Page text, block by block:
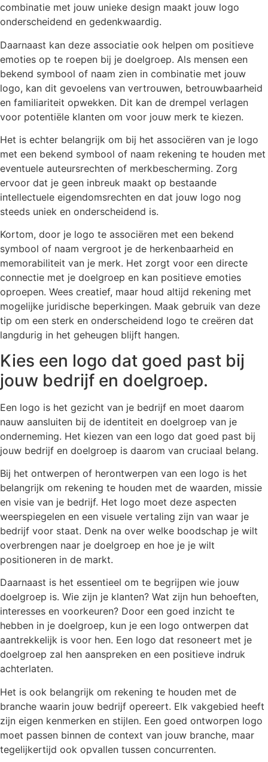
combinatie met jouw unieke design maakt jouw logo
onderscheidend en gedenkwaardig.
Daarnaast kan deze associatie ook helpen om positieve
emoties op te roepen bij je doelgroep. Als mensen een
bekend symbool of naam zien in combinatie met jouw
logo, kan dit gevoelens van vertrouwen, betrouwbaarheid
en familiariteit opwekken. Dit kan de drempel verlagen
voor potentiële klanten om voor jouw merk te kiezen.
Het is echter belangrijk om bij het associëren van je logo
met een bekend symbool of naam rekening te houden met
eventuele auteursrechten of merkbescherming. Zorg
ervoor dat je geen inbreuk maakt op bestaande
intellectuele eigendomsrechten en dat jouw logo nog
steeds uniek en onderscheidend is.
Kortom, door je logo te associëren met een bekend
symbool of naam vergroot je de herkenbaarheid en
memorabiliteit van je merk. Het zorgt voor een directe
connectie met je doelgroep en kan positieve emoties
oproepen. Wees creatief, maar houd altijd rekening met
mogelijke juridische beperkingen. Maak gebruik van deze
tip om een sterk en onderscheidend logo te creëren dat
langdurig in het geheugen blijft hangen.
Kies een logo dat goed past bij
jouw bedrijf en doelgroep.
Een logo is het gezicht van je bedrijf en moet daarom
nauw aansluiten bij de identiteit en doelgroep van je
onderneming. Het kiezen van een logo dat goed past bij
jouw bedrijf en doelgroep is daarom van cruciaal belang.
Bij het ontwerpen of herontwerpen van een logo is het
belangrijk om rekening te houden met de waarden, missie
en visie van je bedrijf. Het logo moet deze aspecten
weerspiegelen en een visuele vertaling zijn van waar je
bedrijf voor staat. Denk na over welke boodschap je wilt
overbrengen naar je doelgroep en hoe je je wilt
positioneren in de markt.
Daarnaast is het essentieel om te begrijpen wie jouw
doelgroep is. Wie zijn je klanten? Wat zijn hun behoeften,
interesses en voorkeuren? Door een goed inzicht te
hebben in je doelgroep, kun je een logo ontwerpen dat
aantrekkelijk is voor hen. Een logo dat resoneert met je
doelgroep zal hen aanspreken en een positieve indruk
achterlaten.
Het is ook belangrijk om rekening te houden met de
branche waarin jouw bedrijf opereert. Elk vakgebied heeft
zijn eigen kenmerken en stijlen. Een goed ontworpen logo
moet passen binnen de context van jouw branche, maar
tegelijkertijd ook opvallen tussen concurrenten.